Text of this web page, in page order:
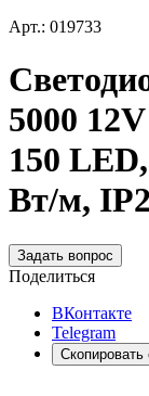
Арт.: 019733
5000
150
Вт/м,
Задать вопрос
Поделиться
ВКонтакте
Telegram
Скопировать